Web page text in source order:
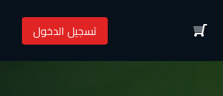
تسجيل الدخول